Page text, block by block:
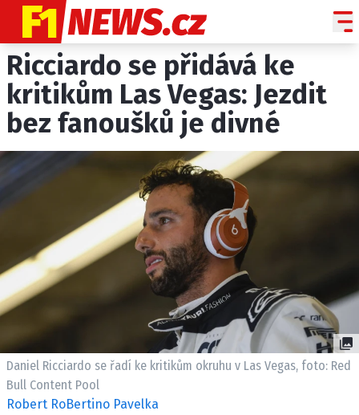
NOVINKY
GRAND PRIX
PADDOCK LINE
HISTORIE GP
PROFILY JEZDCŮ
PROFILY TÝMŮ
ROZHOVORY
OSTATNÍ
SLEDUJTE NÁS NA
ETICKÝ KODEX
Ricciardo se přidává ke
kritikům Las Vegas: Jezdit
bez fanoušků je divné
Daniel Ricciardo se řadí ke kritikům okruhu v Las Vegas, foto: Red
Bull Content Pool
Robert RoBertino Pavelka